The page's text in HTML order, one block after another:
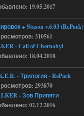
Пак 2 + OGSR +
3.4
16:48
Mods-Clan-su
для пользователей
Пак 2 + OGSR +
19.05.2017
+ Stason v.6.03 (RePack)
310561
- Call of Chernobyl
18.04.2018
- Трилогия - RePack
293870
- Зов Припяти
02.12.2016